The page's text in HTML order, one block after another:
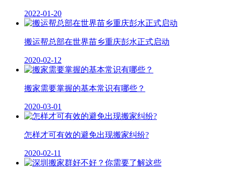
2022-01-20
搬运帮总部在世界苗乡重庆彭水正式启动
2020-02-12
搬家需要掌握的基本常识有哪些？
2020-03-01
怎样才可有效的避免出现搬家纠纷?
2020-02-11